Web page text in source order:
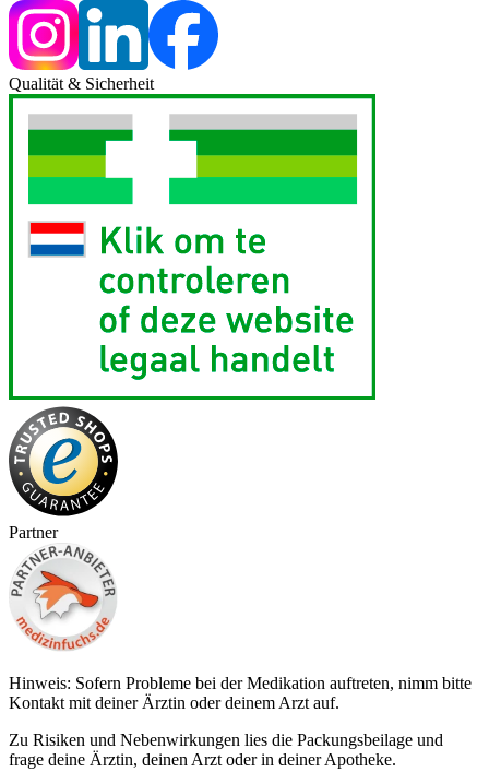
Qualität & Sicherheit
Partner
Hinweis: Sofern Probleme bei der Medikation auftreten, nimm bitte
Kontakt mit deiner Ärztin oder deinem Arzt auf.
Zu Risiken und Nebenwirkungen lies die Packungsbeilage und
frage deine Ärztin, deinen Arzt oder in deiner Apotheke.